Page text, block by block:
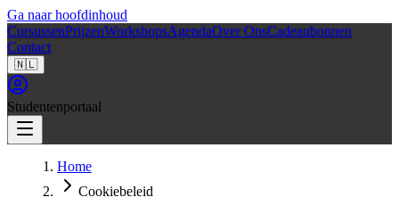
Ga naar hoofdinhoud
CursussenPrijzenWorkshopsAgendaOver OnsCadeaubonnen
Contact
🇳🇱
Studentenportaal
Home
Cookiebeleid